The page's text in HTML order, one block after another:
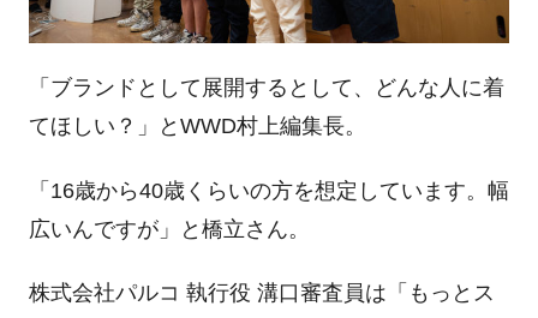
「ブランドとして展開するとして、どんな人に着
てほしい？」とWWD村上編集長。
「16歳から40歳くらいの方を想定しています。幅
広いんですが」と橋立さん。
株式会社パルコ 執行役 溝口審査員は「もっとス